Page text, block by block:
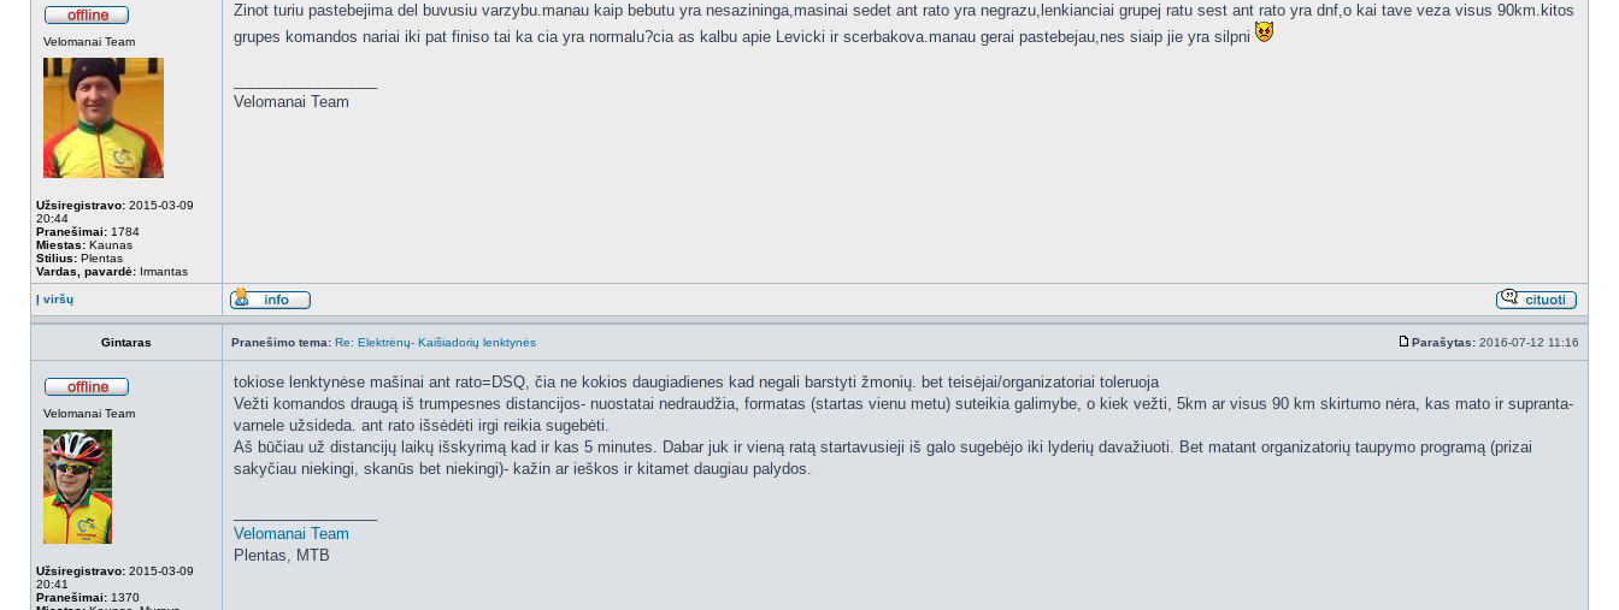
Velomanai Team
Užsiregistravo: 2015-03-09
20:44
Pranešimai: 1784
Miestas: Kaunas
Stilius: Plentas
Vardas, pavardė: Irmantas
Zinot turiu pastebejima del buvusiu varzybu.manau kaip bebutu yra nesazininga,masinai sedet ant rato yra negrazu,lenkianciai grupej ratu sest ant rato yra dnf,o kai tave veza visus 90km.kitos
grupes komandos nariai iki pat finiso tai ka cia yra normalu?cia as kalbu apie Levicki ir scerbakova.manau gerai pastebejau,nes siaip jie yra silpni
Velomanai Team
Į viršų
Gintaras Pranešimo tema: Re: Elektrėnų- Kaišiadorių lenktynės Parašytas: 2016-07-12 11:16
Velomanai Team
Užsiregistravo: 2015-03-09
20:41
Pranešimai: 1370
tokiose lenktynėse mašinai ant rato=DSQ, čia ne kokios daugiadienes kad negali barstyti žmonių. bet teisėjai/organizatoriai toleruoja
Vežti komandos draugą iš trumpesnes distancijos- nuostatai nedraudžia, formatas (startas vienu metu) suteikia galimybe, o kiek vežti, 5km ar visus 90 km skirtumo nėra, kas mato ir supranta-
varnele užsideda. ant rato išsėdėti irgi reikia sugebėti.
Aš būčiau už distancijų laikų išskyrimą kad ir kas 5 minutes. Dabar juk ir vieną ratą startavusieji iš galo sugebėjo iki lyderių davažiuoti. Bet matant organizatorių taupymo programą (prizai
sakyčiau niekingi, skanūs bet niekingi)- kažin ar ieškos ir kitamet daugiau palydos.
Velomanai Team
Plentas, MTB